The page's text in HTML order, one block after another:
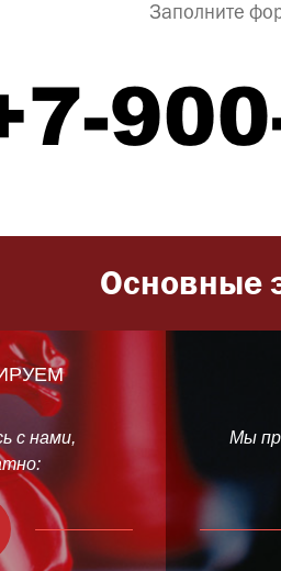
Заполните
Основные
с нами,
Мы